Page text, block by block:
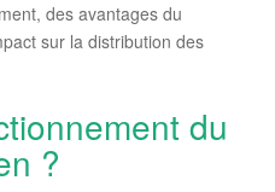
des avantages du
sur la distribution des
du
?